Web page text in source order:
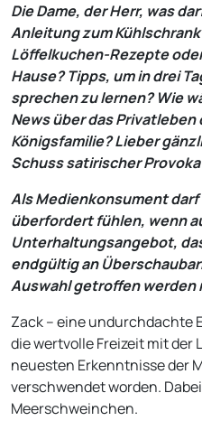
Die Dame, der Herr, was
Anleitung zum
Löffelkuchen-Rezepte
Hause? Tipps, um in drei
sprechen zu lernen? Wie
News über das
Königsfamilie? Lieber
Schuss satirischer
Als Medienkonsument darf
überfordert fühlen, wenn
Unterhaltungsangebot,
endgültig an
Auswahl getroffen werden
Zack – eine undurchdachte
die wertvolle Freizeit mit der
neuesten Erkenntnisse der
verschwendet worden.
Meerschweinchen.